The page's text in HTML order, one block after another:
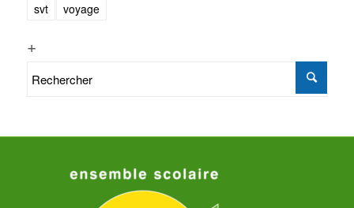
svt
voyage
+